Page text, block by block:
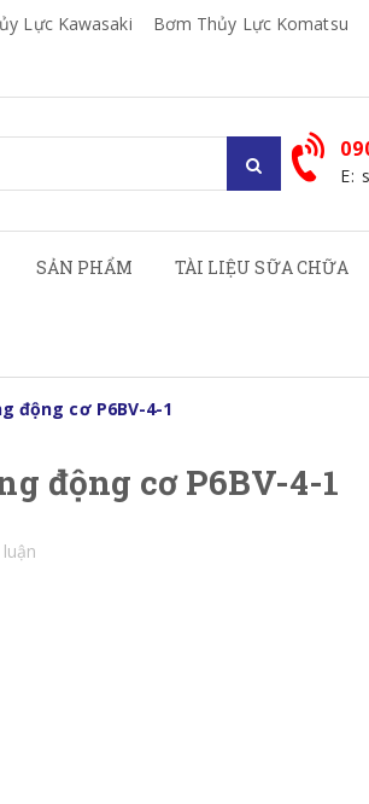
Lực Kawasaki Bơm Thủy Lực Komatsu
E:
SẢN PHẨM TÀI LIỆU SỮA CHỮA
động cơ P6BV-4-1
động cơ P6BV-4-1